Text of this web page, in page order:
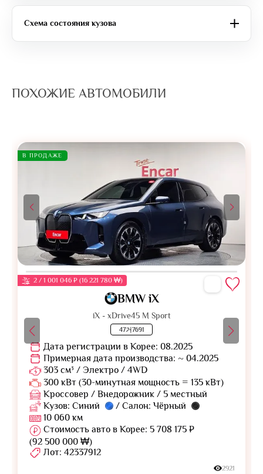
Схема состояния кузова
ПОХОЖИЕ АВТОМОБИЛИ
В ПРОДАЖЕ
2 / 1 001 046 ₽ (16 221 780 ₩)
BMW iX
iX - xDrive45 M Sport
47거7691
Дата регистрации в Корее: 08.2025
Примерная дата производства: ~ 04.2025
303 см³ / Электро / 4WD
300 кВт (30-минутная мощность = 135 кВт)
Кроссовер / Внедорожник / 5 местный
Кузов: Синий
/ Салон: Чёрный
10 060 км
Стоимость авто в Корее: 5 708 175 ₽
(92 500 000 ₩)
Лот: 42337912
2921